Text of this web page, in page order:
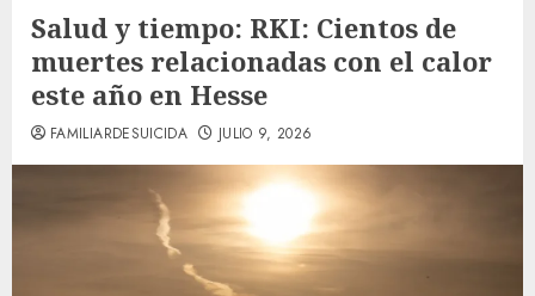
Salud y tiempo: RKI: Cientos de
muertes relacionadas con el calor
este año en Hesse
FAMILIARDESUICIDA JULIO 9, 2026